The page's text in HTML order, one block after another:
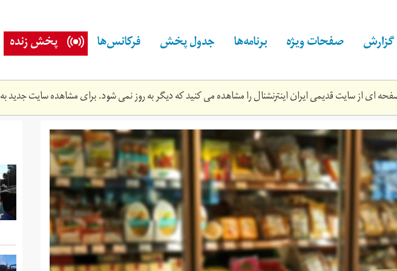
صفحات ویژه برنامه‌ها جدول پخش فرکانس‌ها پخش زنده
ای از سایت قدیمی ایران اینترنشنال را مشاهده می کنید که دیگر به روز نمی شود. برای مشاهده سایت جدید به